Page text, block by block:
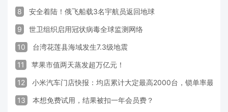
8 安全着陆！俄飞船载3名宇航员返回地球
9 世卫组织启用冠状病毒全球监测网络
10 台湾花莲县海域发生7.3级地震
11 苹果市值两天蒸发超万亿元！
12 小米汽车门店快报：均店累计大定最高2000台，锁单率最高
13 本想免费试用，结果被扣一年会员费？